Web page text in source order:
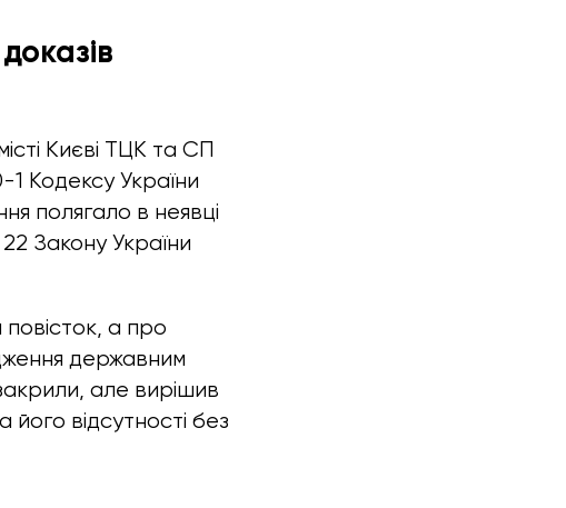
Києві ТЦК та СП
Кодексу України
полягало в неявці
Закону України
а про
державним
але вирішив
відсутності без